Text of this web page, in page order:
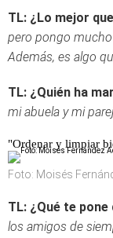
TL: ¿Lo mejor
pero pongo
Además, es algo
TL: ¿Quién ha
mi abuela y mi
"Ordenar y limpiar
Foto: Moisés
TL: ¿Qué te pone
los amigos de